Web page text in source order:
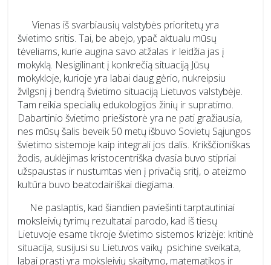
Vienas iš svarbiausių valstybės prioritetų yra
švietimo sritis. Tai, be abejo, ypač aktualu mūsų
tėveliams, kurie augina savo atžalas ir leidžia jas į
mokyklą. Nesigilinant į konkrečią situaciją Jūsų
mokykloje, kurioje yra labai daug gėrio, nukreipsiu
žvilgsnį į bendrą švietimo situaciją Lietuvos valstybėje.
Tam reikia specialių edukologijos žinių ir supratimo.
Dabartinio švietimo priešistorė yra ne pati gražiausia,
nes mūsų šalis beveik 50 metų išbuvo Sovietų Sąjungos
švietimo sistemoje kaip integrali jos dalis. Krikščioniškas
žodis, auklėjimas kristocentriška dvasia buvo stipriai
užspaustas ir nustumtas vien į privačią sritį, o ateizmo
kultūra buvo beatodairiškai diegiama.
Ne paslaptis, kad šiandien paviešinti tarptautiniai
moksleivių tyrimų rezultatai parodo, kad iš tiesų
Lietuvoje esame tikroje švietimo sistemos krizėje: kritinė
situacija, susijusi su Lietuvos vaikų psichine sveikata,
labai prasti yra moksleivių skaitymo, matematikos ir